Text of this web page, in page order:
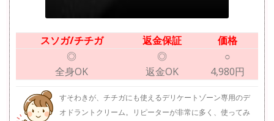
スソガ/チチガ 返金保証
価格
◎
全身OK
◎
返金OK
○
4,980円
すそわきが、チチガにも使えるデリケートゾーン専用のデ
オドラントクリーム。リピーターが非常に多く、使ってみ